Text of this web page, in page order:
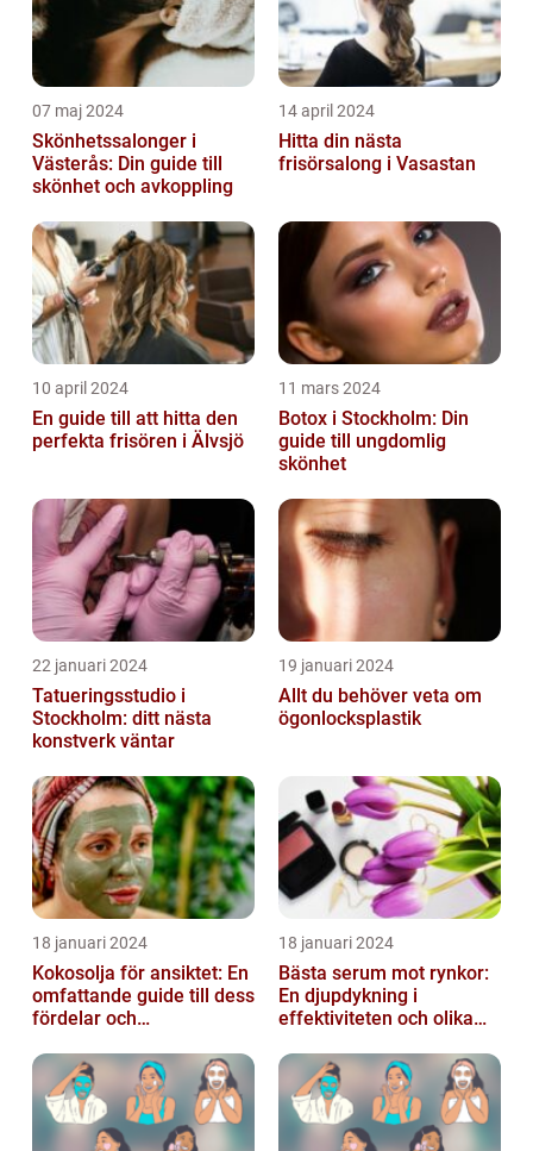
07 maj 2024
Skönhetssalonger i
Västerås: Din guide till
skönhet och avkoppling
14 april 2024
Hitta din nästa
frisörsalong i Vasastan
10 april 2024
En guide till att hitta den
perfekta frisören i Älvsjö
11 mars 2024
Botox i Stockholm: Din
guide till ungdomlig
skönhet
22 januari 2024
Tatueringsstudio i
Stockholm: ditt nästa
konstverk väntar
19 januari 2024
Allt du behöver veta om
ögonlocksplastik
18 januari 2024
Kokosolja för ansiktet: En
omfattande guide till dess
fördelar och
18 januari 2024
Bästa serum mot rynkor:
En djupdykning i
effektiviteten och olika